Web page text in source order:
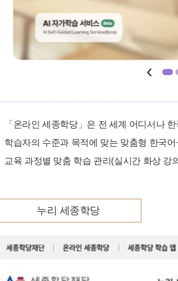
「온라인 세종학당」은 전 세계 어디서나
학습자의 수준과 목적에 맞는 맞춤형 한국
교육 과정별 맞춤 학습 관리(실시간 화상 강
누리 세종학당